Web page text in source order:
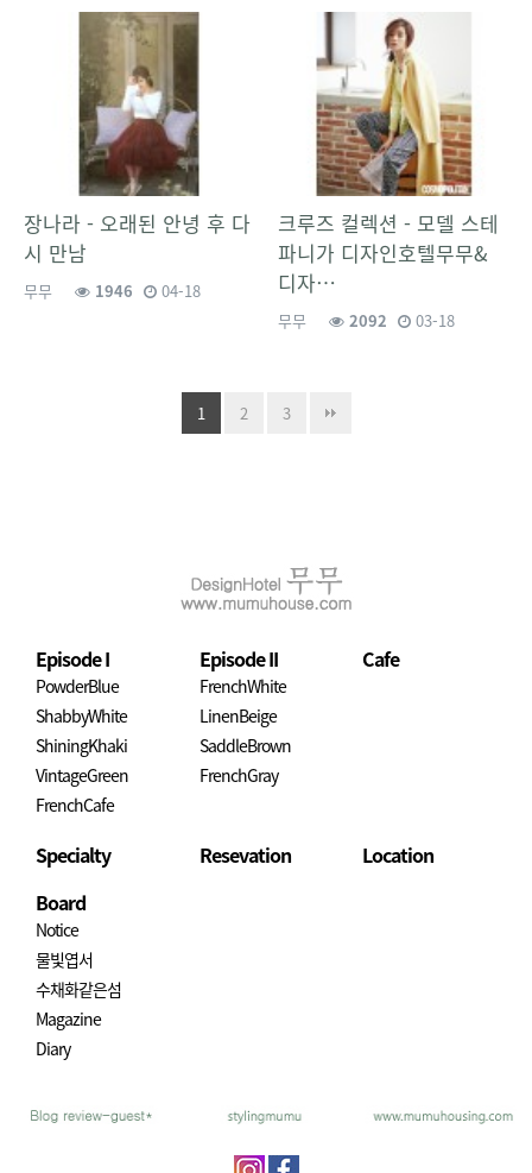
장나라 - 오래된 안녕 후 다
시 만남
무무 1946 04-18
크루즈 컬렉션 - 모델 스테
파니가 디자인호텔무무&
디자…
무무 2092 03-18
1 2 3
Episode I
PowderBlue
ShabbyWhite
ShiningKhaki
VintageGreen
FrenchCafe
Episode II
FrenchWhite
LinenBeige
SaddleBrown
FrenchGray
Cafe
Specialty Resevation
Location
Board
Notice
물빛엽서
수채화같은섬
Magazine
Diary